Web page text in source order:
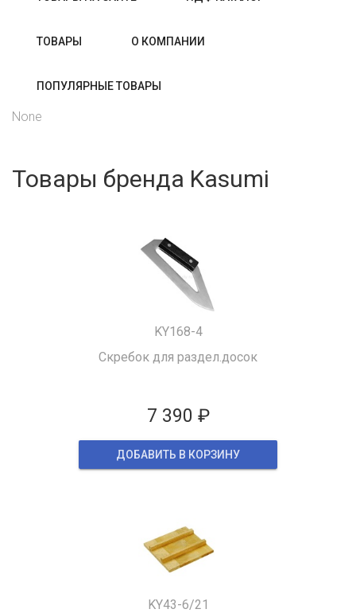
ТОВАРЫ О КОМПАНИИ
ПОПУЛЯРНЫЕ ТОВАРЫ
None
Товары бренда Kasumi
KY168-4
Скребок для раздел.досок
7 390 ₽
ДОБАВИТЬ В КОРЗИНУ
KY43-6/21